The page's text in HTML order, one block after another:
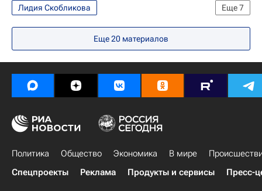
Еще7
Лидия Скобликова
Эстафета Олимпийского огня
Спорт
Мультимедийный спортивный пакет
Чита. 21 ноября
Зимние Олимпийские игры 2014
Еще20 материалов
Политика Общество Экономика В мире
Спецпроекты
Реклама Продукты и сервисы Пресс-